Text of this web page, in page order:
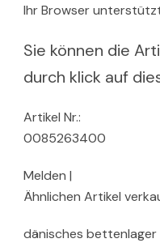
Ihr Browser
Sie können die
durch klick auf
Artikel Nr.:
0085263400
Melden |
Ähnlichen Artikel
dänisches